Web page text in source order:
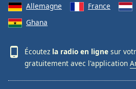
Allemagne
France
Ghana
Écoutez la radio en ligne sur
gratuitement avec l'application